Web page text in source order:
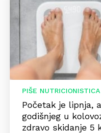
PIŠE NUTRICIONISTICA
Početak je lipnja,
godišnjeg u
zdravo skidanje 5